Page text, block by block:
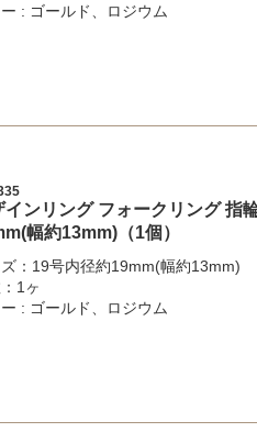
: ゴールド、ロジウム
インリング フォークリング 指
幅約13mm)（1個）
：19号内径約19mm(幅約13mm)
1ヶ
: ゴールド、ロジウム